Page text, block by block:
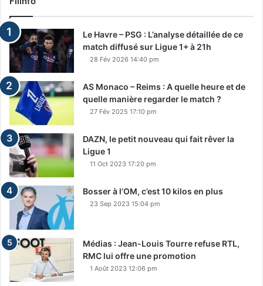
Le Havre – PSG : L’analyse détaillée de ce
match diffusé sur Ligue 1+ à 21h
28 Fév 2026 14:40 pm
AS Monaco – Reims : A quelle heure et de
quelle manière regarder le match ?
27 Fév 2025 17:10 pm
DAZN, le petit nouveau qui fait rêver la
Ligue 1
11 Oct 2023 17:20 pm
Bosser à l’OM, c’est 10 kilos en plus
23 Sep 2023 15:04 pm
Médias : Jean-Louis Tourre refuse RTL,
RMC lui offre une promotion
1 Août 2023 12:06 pm